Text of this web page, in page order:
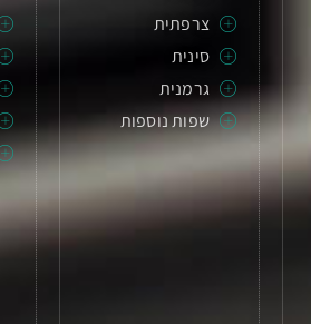
צרפתית
סינית
גרמנית
שפות נוספות